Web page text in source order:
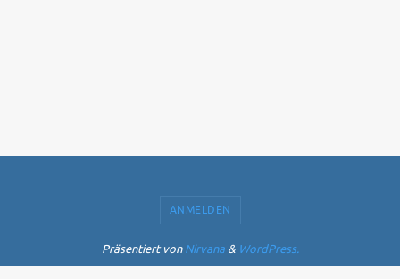
ANMELDEN
Präsentiert vonNirvana& WordPress.